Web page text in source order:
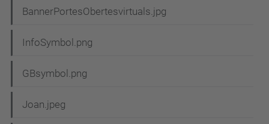
BannerPortesObertesvirtuals.jpg
InfoSymbol.png
GBsymbol.png
Joan.jpeg